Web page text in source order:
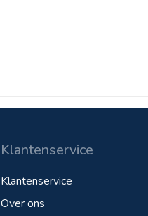
Klantenservice
Klantenservice
Over ons